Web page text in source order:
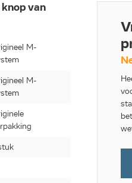
van
M-
M-